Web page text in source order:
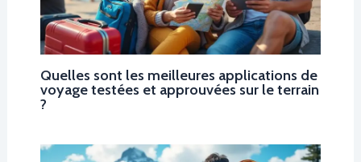
Quelles sont les meilleures applications de
voyage testées et approuvées sur le terrain
?